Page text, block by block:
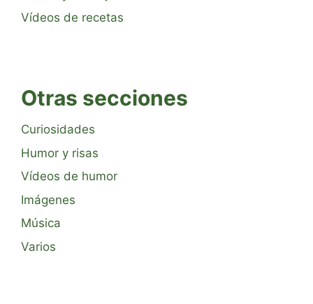
Vídeos de recetas
Otras secciones
Curiosidades
Humor y risas
Vídeos de humor
Imágenes
Música
Varios